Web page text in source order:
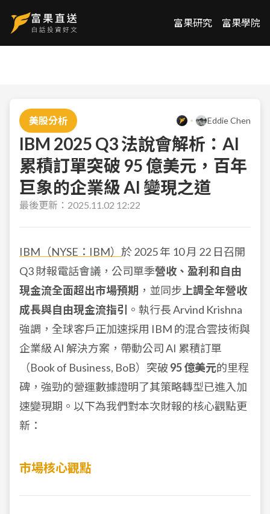
富果研究 富果學院
美股分析 Eddie Chen
IBM 2025 Q3 法說會解析：AI
累積訂單突破 95 億美元，百年
巨象的企業級 AI 變現之道
最後更新： 2025.11.02 12:22
IBM（NYSE：IBM） 於 2025 年 10 月 22 日召開
Q3 財報電話會議，公司單季營收、盈利和自由
現金流全面超出市場預期 ，並同步上調全年營收
成長與自由現金流指引
。執行長 Arvind Krishna
強調，全球客戶正加速採用 IBM 的混合雲技術與
企業級 AI 解決方案，帶動公司 AI 累積訂單
（Book of Business, BoB）突破 95 億美元的里程
碑，強勁的營運數據證明了其策略轉型已進入加
速變現期。以下為我們對本次財報的核心觀點更
新：
市場核心觀點